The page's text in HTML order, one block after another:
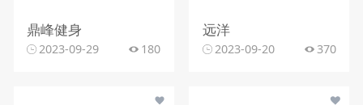
鼎峰健身
2023-09-29 180
远洋
2023-09-20 370